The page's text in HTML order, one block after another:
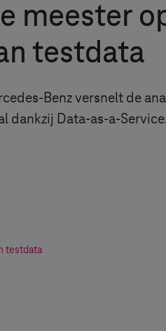
meester
testdata
Benz versnelt de
dankzij Data-as-a-
testdata